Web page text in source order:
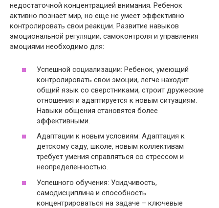
недостаточной концентрацией внимания. Ребенок
активно познает мир, но еще не умеет эффективно
контролировать свои реакции. Развитие навыков
эмоциональной регуляции, самоконтроля и управления
эмоциями необходимо для:
Успешной социализации: Ребенок, умеющий
контролировать свои эмоции, легче находит
общий язык со сверстниками, строит дружеские
отношения и адаптируется к новым ситуациям.
Навыки общения становятся более
эффективными.
Адаптации к новым условиям: Адаптация к
детскому саду, школе, новым коллективам
требует умения справляться со стрессом и
неопределенностью.
Успешного обучения: Усидчивость,
самодисциплина и способность
концентрироваться на задаче – ключевые